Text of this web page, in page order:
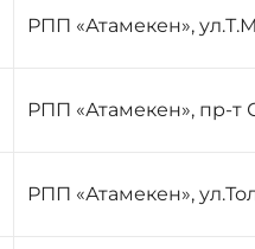
РПП «Атамекен»,
РПП «Атамекен», пр-т
РПП «Атамекен»,